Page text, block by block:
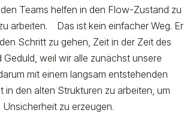
Teams helfen in den Flow-Zustand zu
arbeiten.
Das ist kein einfacher Weg. Er
Schritt zu gehen, Zeit in der Zeit des
weil wir alle zunächst unsere
mit einem langsam entstehenden
den alten Strukturen zu arbeiten, um
zu erzeugen.